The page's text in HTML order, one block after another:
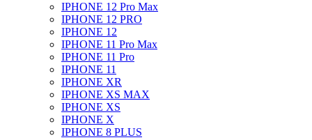
IPHONE 12 Pro Max
IPHONE 12 PRO
IPHONE 12
IPHONE 11 Pro Max
IPHONE 11 Pro
IPHONE 11
IPHONE XR
IPHONE XS MAX
IPHONE XS
IPHONE X
IPHONE 8 PLUS